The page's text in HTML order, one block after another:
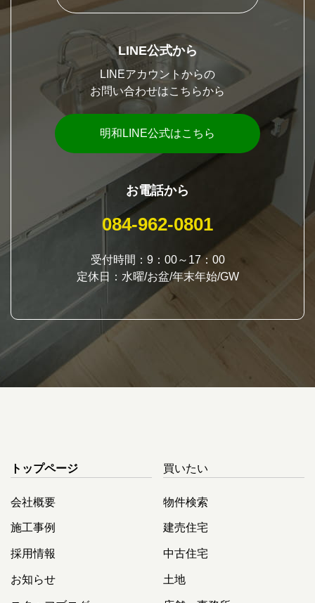
LINE公式から
LINEアカウントからの
お問い合わせはこちらから
明和LINE公式はこちら
お電話から
084-962-0801
受付時間：9：00～17：00
定休日：水曜/お盆/年末年始/GW
トップページ
会社概要
施工事例
採用情報
お知らせ
買いたい
物件検索
建売住宅
中古住宅
土地